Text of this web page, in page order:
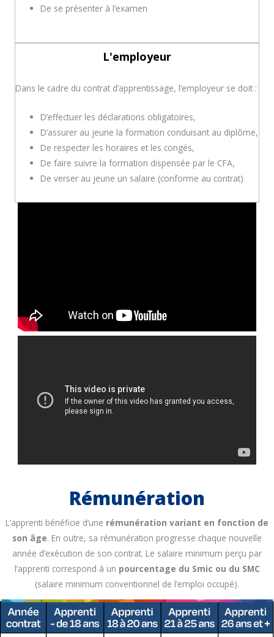
De se présenter à l’examen
L'employeur
Dans le cadre du contrat d’apprentissage, l’employeur se doit :
D’effectuer les déclarations obligatoires,
D’assurer au jeune la formation conduisant au diplôme,
De respecter les horaires et les congés,
De faire suivre la formation dispensée par le CFA,
De verser au jeune un salaire (conforme au contrat)
Rémunération
L’apprenti bénéficie d’une rémunération variant en fonction de
son âge. En outre, sa rémunération progresse chaque nouvelle
année d’exécution de son contrat. Le salaire minimum perçu par
l’apprenti correspond à un pourcentage du Smic ou du SMC
(salaire minimum conventionnel de l’emploi occupé).